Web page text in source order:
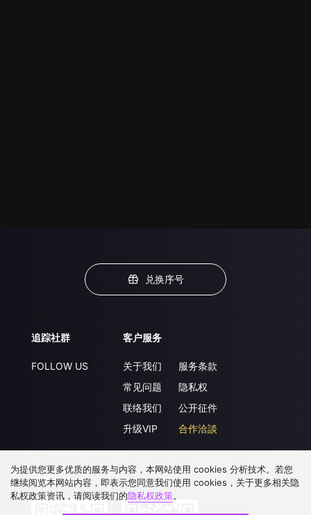
兑换序号
追踪社群
FOLLOW US
客户服务
关于我们
常见问题
联络我们
升级VIP
服务条款
隐私权
公开征件
合作洽談
下载 APP
为提供您更多优质的服务与内容，本网站使用 cookies 分析技术。若您
继续阅览本网站内容，即表示您同意我们使用 cookies，关于更多相关隐
私权政策资讯，请阅读我们的隐私权政策。